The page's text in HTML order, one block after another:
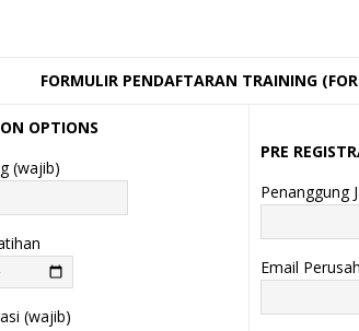
FORMULIR PENDAFTARAN TRAINING
OPTIONS
(wajib)
(wajib)
PRE
Penanggung
Email